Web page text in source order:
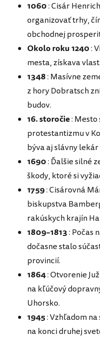
1060: Cisár
organizovať trhy,
obchodnej
Okolo roku 1240:
mesta, získava
1348: Masívne
z hory Dobratsch
budov.
16. storočie:
protestantizmu v
býva aj slávny
1690: Ďalšie silné
škody, ktoré si
1759: Cisárovná
biskupstva
rakúskych krajín
1809–1813: Počas
dočasne stalo
provincií.
1864: Otvorenie
na kľúčový
Uhorsko.
1945: Vzhľadom
na konci druhej